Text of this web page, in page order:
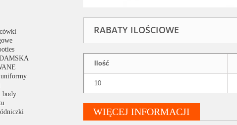
body
RABATY ILOŚCIOWE
Ilość
10
WIĘCEJ INFORMACJI